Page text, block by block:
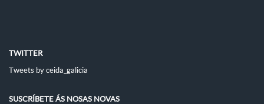
TWITTER
Tweets by ceida_galicia
SUSCRÍBETE ÁS NOSAS NOVAS